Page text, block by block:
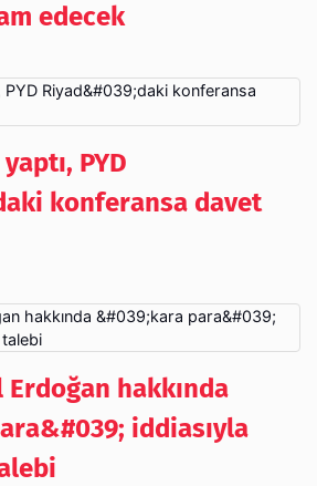
edecek
PYD
konferansa davet
Erdoğan hakkında
iddiasıyla